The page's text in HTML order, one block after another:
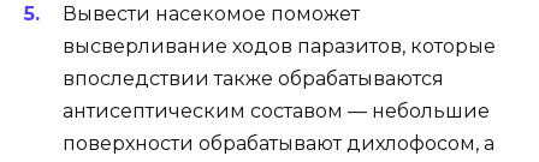
Вывести насекомое поможет
высверливание ходов паразитов, которые
впоследствии также обрабатываются
антисептическим составом — небольшие
поверхности обрабатывают дихлофосом, а